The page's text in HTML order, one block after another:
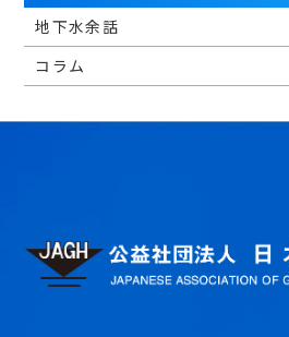
地下水余話
コラム